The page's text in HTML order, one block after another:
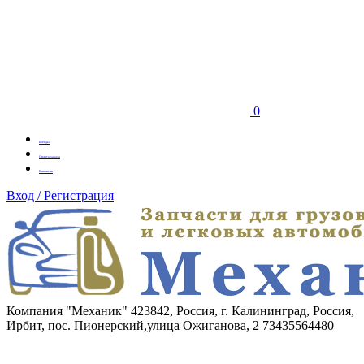
0
Бренды
Оплата заказа
Вакансии
Вход / Регистрация
Компания "Механик" 423842, Россия, г. Калининград, Россия,
Ирбит, пос. Пионерский,улица Ожиганова, 2 73435564480